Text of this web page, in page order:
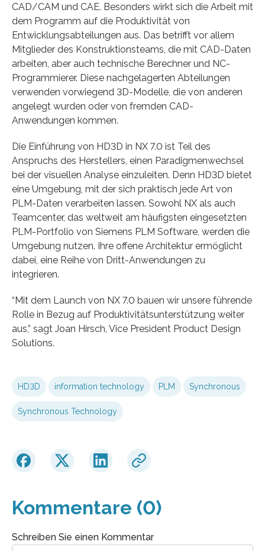
CAD/CAM und CAE. Besonders wirkt sich die Arbeit mit
dem Programm auf die Produktivität von
Entwicklungsabteilungen aus. Das betrifft vor allem
Mitglieder des Konstruktionsteams, die mit CAD-Daten
arbeiten, aber auch technische Berechner und NC-
Programmierer. Diese nachgelagerten Abteilungen
verwenden vorwiegend 3D-Modelle, die von anderen
angelegt wurden oder von fremden CAD-
Anwendungen kommen.
Die Einführung von HD3D in NX 7.0 ist Teil des
Anspruchs des Herstellers, einen Paradigmenwechsel
bei der visuellen Analyse einzuleiten. Denn HD3D bietet
eine Umgebung, mit der sich praktisch jede Art von
PLM-Daten verarbeiten lassen. Sowohl NX als auch
Teamcenter, das weltweit am häufigsten eingesetzten
PLM-Portfolio von Siemens PLM Software, werden die
Umgebung nutzen. Ihre offene Architektur ermöglicht
dabei, eine Reihe von Dritt-Anwendungen zu
integrieren.
“Mit dem Launch von NX 7.0 bauen wir unsere führende
Rolle in Bezug auf Produktivitätsunterstützung weiter
aus,” sagt Joan Hirsch, Vice President Product Design
Solutions.
HD3D information technology PLM Synchronous
Synchronous Technology
Kommentare (0)
Schreiben Sie einen Kommentar